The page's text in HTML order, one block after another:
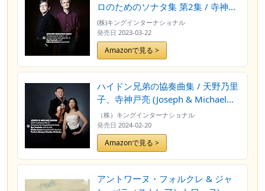
ロのためのソナタ集 第2集 / 寺神戸
亮、ファビオ・ボニッツォーニ
(J.S.Bach : Sonatas for Violin and
Cembalo obbligato Vol.2 / Ryo
Terakado, Fabio Bonizzoni) [CD]
(株)キングインターナショナル
発売日 2023-03-22
Amazonで見る >
ハイドン兄弟の協奏曲集 / 天野乃里
子、寺神戸亮 (Joseph & Michael
Haydn : Concertos / Noriko
Amano, Ryo Terakado) [CD]
[Import] [日本語帯・解説付]
（株）キングインターナショナル
発売日 2024-02-20
Amazonで見る >
アントワーヌ・フォルクレ & ジャ